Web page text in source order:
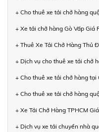
+ Cho thuê xe tải chở hàng
+ Xe tải chở hàng Gò Vấp Giá
+ Thuê Xe Tải Chở Hàng Thủ
+ Dịch vụ cho thuê xe tải chở
+ Cho thuê xe tải chở hàng tại
+ Cho thuê xe tải chở hàng
+ Xe Tải Chở Hàng TPHCM
+ Dịch vụ xe tải chuyển nhà